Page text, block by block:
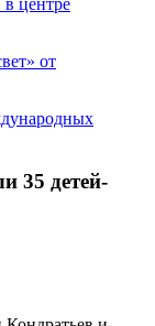
в центре
от
35 детей-